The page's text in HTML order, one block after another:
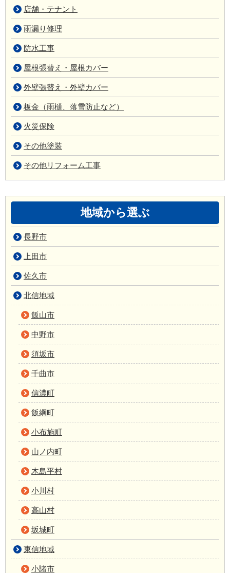
店舗・テナント
雨漏り修理
防水工事
屋根張替え・屋根カバー
外壁張替え・外壁カバー
板金（雨樋、落雪防止など）
火災保険
その他塗装
その他リフォーム工事
地域から選ぶ
長野市
上田市
佐久市
北信地域
飯山市
中野市
須坂市
千曲市
信濃町
飯綱町
小布施町
山ノ内町
木島平村
小川村
高山村
坂城町
東信地域
小諸市